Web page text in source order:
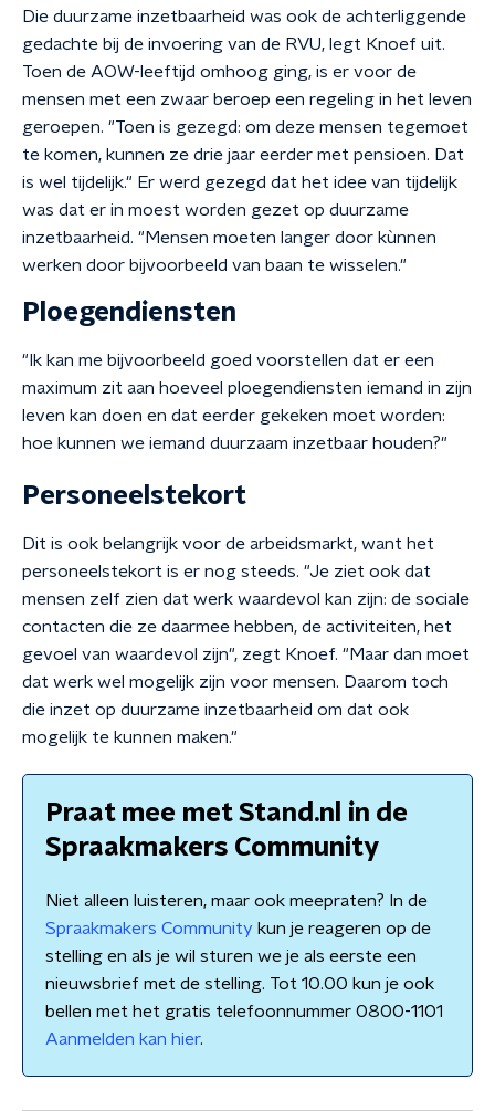
Die duurzame inzetbaarheid was ook de achterliggende
gedachte bij de invoering van de RVU, legt Knoef uit.
Toen de AOW-leeftijd omhoog ging, is er voor de
mensen met een zwaar beroep een regeling in het leven
geroepen. "Toen is gezegd: om deze mensen tegemoet
te komen, kunnen ze drie jaar eerder met pensioen. Dat
is wel tijdelijk." Er werd gezegd dat het idee van tijdelijk
was dat er in moest worden gezet op duurzame
inzetbaarheid. "Mensen moeten langer door kùnnen
werken door bijvoorbeeld van baan te wisselen."
Ploegendiensten
"Ik kan me bijvoorbeeld goed voorstellen dat er een
maximum zit aan hoeveel ploegendiensten iemand in zijn
leven kan doen en dat eerder gekeken moet worden:
hoe kunnen we iemand duurzaam inzetbaar houden?"
Personeelstekort
Dit is ook belangrijk voor de arbeidsmarkt, want het
personeelstekort is er nog steeds. "Je ziet ook dat
mensen zelf zien dat werk waardevol kan zijn: de sociale
contacten die ze daarmee hebben, de activiteiten, het
gevoel van waardevol zijn", zegt Knoef. "Maar dan moet
dat werk wel mogelijk zijn voor mensen. Daarom toch
die inzet op duurzame inzetbaarheid om dat ook
mogelijk te kunnen maken."
Praat mee met Stand.nl in de
Spraakmakers Community
Niet alleen luisteren, maar ook meepraten? In de
Spraakmakers Community kun je reageren op de
stelling en als je wil sturen we je als eerste een
nieuwsbrief met de stelling. Tot 10.00 kun je ook
bellen met het gratis telefoonnummer 0800-1101
Aanmelden kan hier.